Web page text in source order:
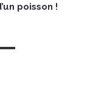
poisson !